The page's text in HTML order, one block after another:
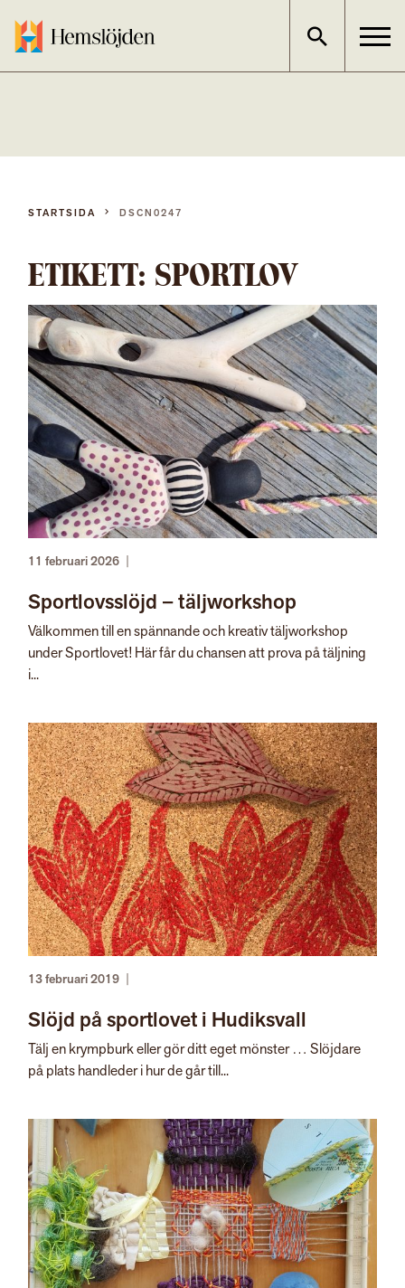
innehållet
STARTSIDA DSCN0247
ETIKETT: SPORTLOV
11 februari 2026
Sportlovsslöjd – täljworkshop
Välkommen till en spännande och kreativ täljworkshop
under Sportlovet! Här får du chansen att prova på täljning
i...
13 februari 2019
Slöjd på sportlovet i Hudiksvall
Tälj en krympburk eller gör ditt eget mönster … Slöjdare
på plats handleder i hur de går till...